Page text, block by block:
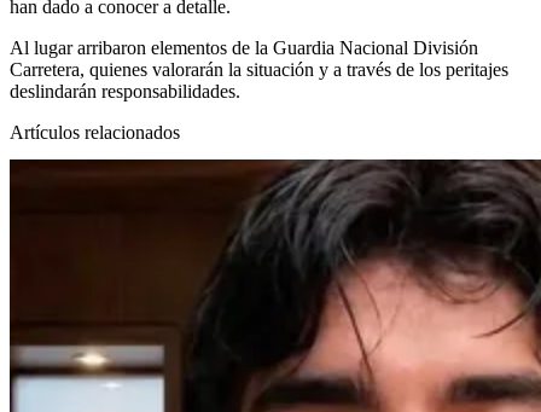
han dado a conocer a detalle.
Al lugar arribaron elementos de la Guardia Nacional División
Carretera, quienes valorarán la situación y a través de los peritajes
deslindarán responsabilidades.
Artículos relacionados